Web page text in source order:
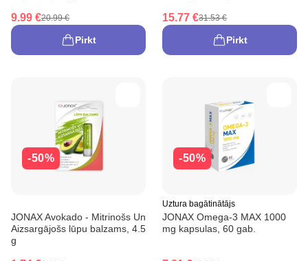
9.99 €20.99 €
Pirkt
15.77 €31.53 €
Pirkt
-50%
JONAX Avokado - Mitrinošs Un
Aizsargājošs lūpu balzams, 4.5
g
-50%
Uztura bagātinātājs
JONAX Omega-3 MAX 1000
mg kapsulas, 60 gab.